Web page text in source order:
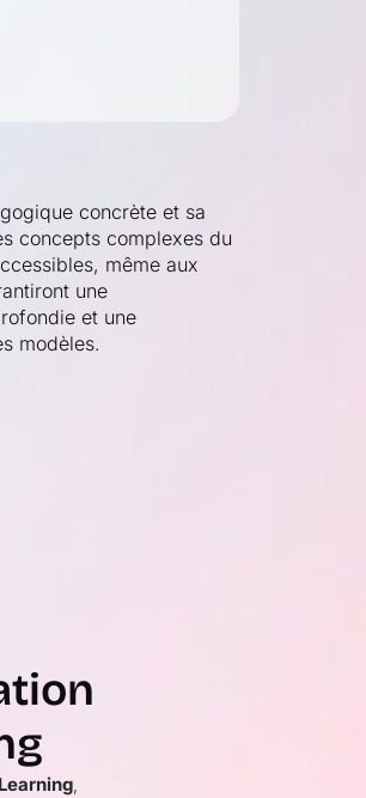
concrète et sa
concepts complexes du
même aux
une
et une
modèles.
,